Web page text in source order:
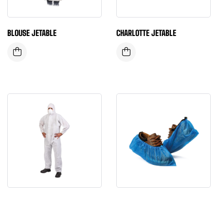
BLOUSE JETABLE CHARLOTTE JETABLE